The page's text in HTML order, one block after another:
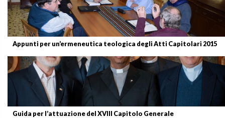
Appunti per un’ermeneutica teologica degli Atti Capitolari 2015
Guida per l’attuazione del XVIII Capitolo Generale